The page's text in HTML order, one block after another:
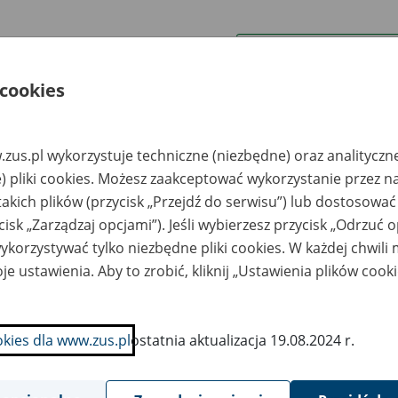
uwagi można przesyłać poprzez
Ukryj wszystkie pozycje bazy
pracy
Miejsce
przechowywania
dokumentów
Nr zespołu akt w
archiwum
państwowym
Daty
Łukasik -
Toruniu 87-100
Toruń, ul. Wielki Rów
40b; tel. 56 62 33
wykorzystuje techniczne (niezbędne) oraz
pliki cookies. Możesz zaakceptować wykorzystanie przez
plików (przycisk „Przejdź do serwisu”) lub
„Zarządzaj opcjami”). Jeśli wybierzesz przycisk „Odrzuć
tylko niezbędne pliki cookies. W każdej chwili
ustawienia. Aby to zrobić, kliknij „Ustawienia plików
dla www.zus.plostatnia aktualizacja 19.08.2024 r.